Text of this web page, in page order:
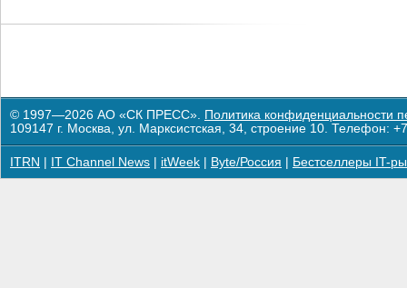
© 1997—2026 АО «СК ПРЕСС». Политика конфиденциальности
109147 г. Москва, ул. Марксистская, 34, строение 10. Телефон:
ITRN IT Channel News itWeek Byte/Россия Бестселлеры IT-